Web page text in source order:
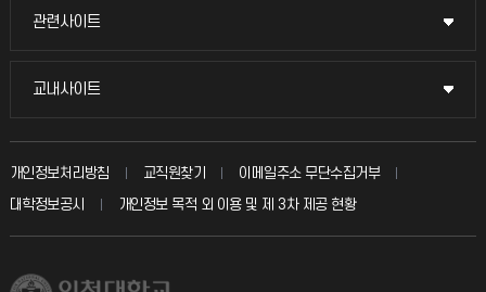
입학안내
취업정보(학생)
묻고 답하기
칭찬마당
학생서비스 지킴이
관련사이트
관련사이트
국방헬프콜
교내사이트
교내사이트
교수회
교육혁신본부
개인정보처리방침 교직원찾기
이메일주소 무단수집거부
대학정보공시
개인정보 목적 외 이용 및 제 3차 제공 현황